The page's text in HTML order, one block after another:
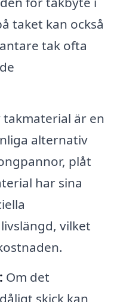
taket kan också
tak ofta
takmaterial är en
alternativ
plåt
har sina
vilket
Om det
skick kan